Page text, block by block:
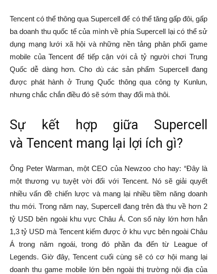
Tencent có thể thông qua Supercell để có thể tăng gấp đôi, gấp
ba doanh thu quốc tế của mình về phía Supercell lại có thể sử
dụng mạng lưới xã hội và những nền tảng phân phối game
mobile của Tencent để tiếp cận với cả tỷ người chơi Trung
Quốc dễ dàng hơn. Cho dù các sản phẩm Supercell đang
được phát hành ở Trung Quốc thông qua công ty Kunlun,
nhưng chắc chắn điều đó sẽ sớm thay đổi mà thôi.
Sự kết hợp giữa Supercell
và Tencent mang lại lợi ích gì?
Ông Peter Warman, một CEO của Newzoo cho hay: “Đây là
một thương vụ tuyệt vời đối với Tencent. Nó sẽ giải quyết
nhiều vấn đề chiến lược và mang lại nhiều tiềm năng doanh
thu mới. Trong năm nay, Supercell đang trên đà thu về hơn 2
tỷ USD bên ngoài khu vực Châu Á. Con số này lớn hơn hẳn
1,3 tỷ USD mà Tencent kiếm được ở khu vực bên ngoài Châu
Á trong năm ngoái, trong đó phần đa đến từ League of
Legends. Giờ đây, Tencent cuối cùng sẽ có cơ hội mang lại
doanh thu game mobile lớn bên ngoài thị trường nội địa của